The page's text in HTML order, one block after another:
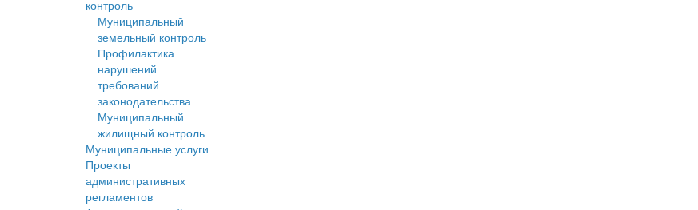
контроль
Муниципальный
земельный контроль
Профилактика
нарушений
требований
законодательства
Муниципальный
жилищный контроль
Муниципальные услуги
Проекты
административных
регламентов